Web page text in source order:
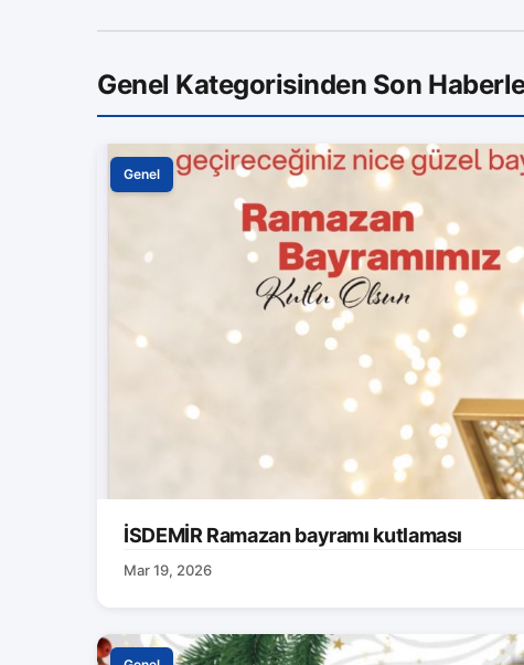
Genel Kategorisinden Son
Genel
İSDEMİR Ramazan bayramı kutlaması
Mar 19, 2026